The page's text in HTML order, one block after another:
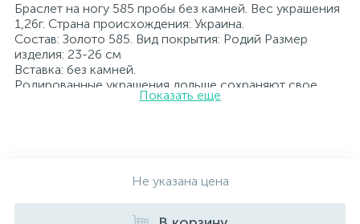
Браслет на ногу 585 пробы без камней. Вес украшения
1,26г. Страна происхождения: Украина.
Состав: Золото 585. Вид покрытия: Родий Размер
изделия: 23-26 см
Вставка: без камней.
Родированные украшения дольше сохраняют свое
первоначальное состояние, а именно цвет и блеск
проба. К каждому ювелирному украшению
прилагаются бирка с указанием всех
параметров.*Цвета изделий на сайте могут
Показать еще
Не указана цена